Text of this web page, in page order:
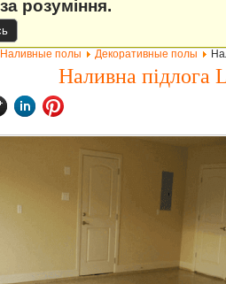
розуміння.
Наливные полы Декоративные полы
Наливна підлога